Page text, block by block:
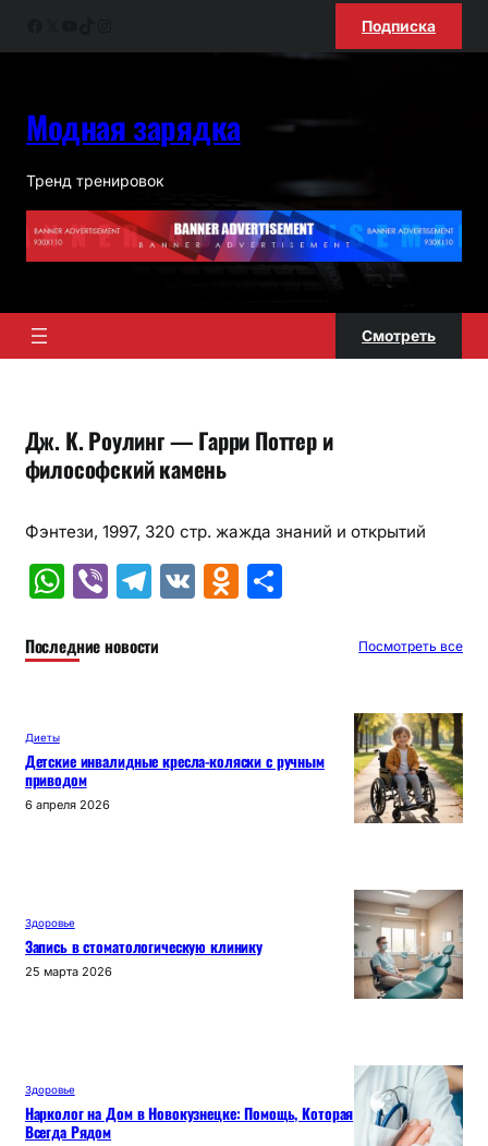
Подписка
Модная зарядка
Тренд тренировок
Смотреть
Дж. К. Роулинг — Гарри Поттер и
философский камень
Фэнтези, 1997, 320 стр. жажда знаний и открытий
W
at
p
p
Vi
er
T
e
m
V O
a
О
в
Последние новости Посмотреть все
Диеты
Детские инвалидные кресла-коляски с ручным
приводом
6 апреля 2026
Здоровье
Запись в стоматологическую клинику
25 марта 2026
Здоровье
Нарколог на Дом в Новокузнецке: Помощь, Которая
Всегда Рядом